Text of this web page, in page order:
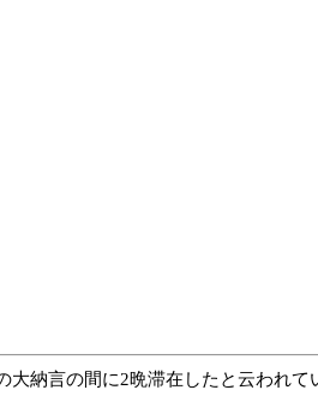
納言の間に2晩滞在したと云われ